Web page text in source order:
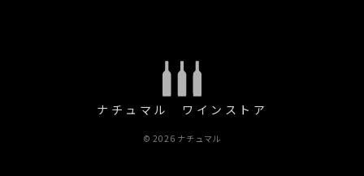
ナチュマル ワインストア
© 2026 ナチュマル